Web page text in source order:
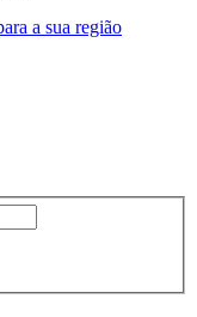
a sua região